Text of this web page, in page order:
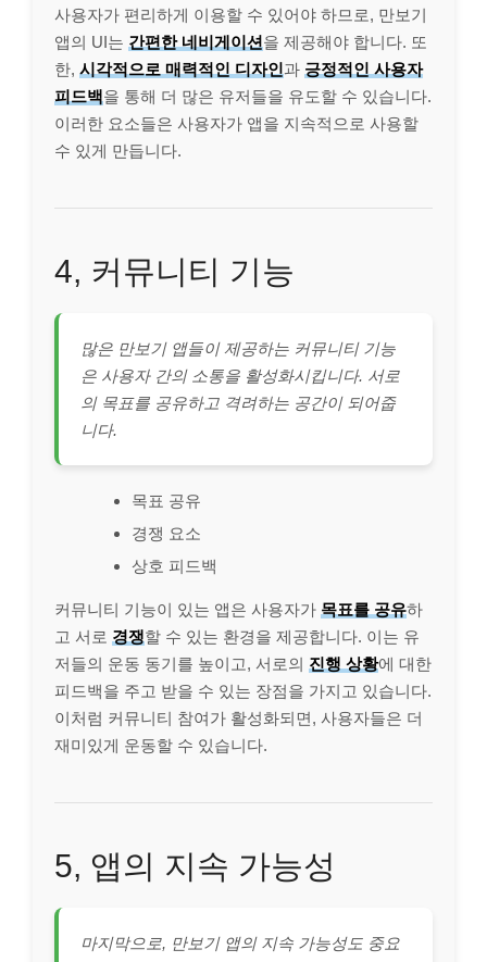
사용자가 편리하게 이용할 수 있어야 하므로, 만보기
앱의 UI는 간편한 네비게이션을 제공해야 합니다. 또
한, 시각적으로 매력적인 디자인과 긍정적인 사용자
피드백을 통해 더 많은 유저들을 유도할 수 있습니다.
이러한 요소들은 사용자가 앱을 지속적으로 사용할
수 있게 만듭니다.
4, 커뮤니티 기능
많은 만보기 앱들이 제공하는 커뮤니티 기능
은 사용자 간의 소통을 활성화시킵니다. 서로
의 목표를 공유하고 격려하는 공간이 되어줍
니다.
목표 공유
경쟁 요소
상호 피드백
커뮤니티 기능이 있는 앱은 사용자가 목표를 공유하
고 서로 경쟁할 수 있는 환경을 제공합니다. 이는 유
저들의 운동 동기를 높이고, 서로의 진행 상황에 대한
피드백을 주고 받을 수 있는 장점을 가지고 있습니다.
이처럼 커뮤니티 참여가 활성화되면, 사용자들은 더
재미있게 운동할 수 있습니다.
5, 앱의 지속 가능성
마지막으로, 만보기 앱의 지속 가능성도 중요